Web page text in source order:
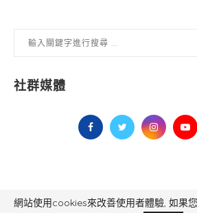
社群媒體
毅傳媒控股股份有限公司 版權所有，非經授權，
網站使用cookies來改善使用者體驗, 如果